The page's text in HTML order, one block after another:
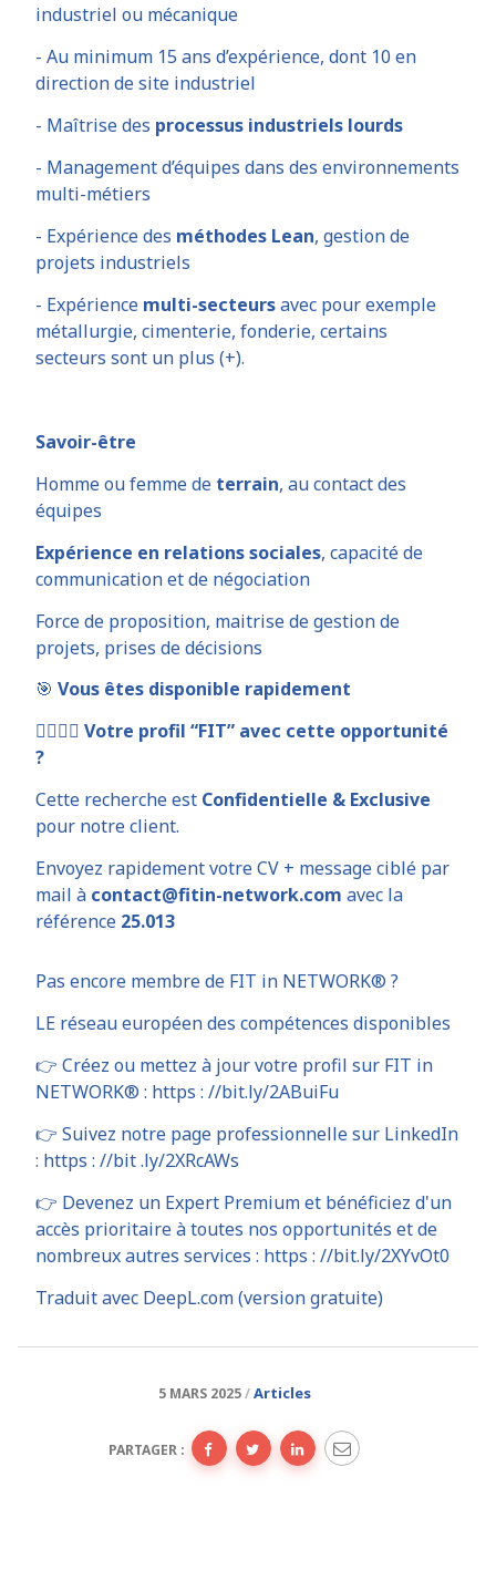
industriel ou mécanique
- Au minimum 15 ans d’expérience, dont 10 en
direction de site industriel
- Maîtrise des processus industriels lourds
- Management d’équipes dans des environnements
multi-métiers
- Expérience des méthodes Lean, gestion de
projets industriels
- Expérience multi-secteursavec pour exemple
métallurgie, cimenterie, fonderie, certains
secteurs sont un plus (+).
Savoir-être
Homme ou femme de terrain, au contact des
équipes
Expérience en relations sociales, capacité de
communication et de négociation
Force de proposition, maitrise de gestion de
projets, prises de décisions
🎯 Vous êtes disponible rapidement
🦸‍♀️🦸‍♂️ Votre profil “FIT” avec cette opportunité
?
Cette recherche est Confidentielle & Exclusive
pour notre client.
Envoyez rapidement votre CV + message ciblé par
mail à contact@fitin-network.com avec la
référence 25.013
Pas encore membre de FIT in NETWORK® ?
LE réseau européen des compétences disponibles
👉 Créez ou mettez à jour votre profil sur FIT in
NETWORK® : https : //bit.ly/2ABuiFu
👉 Suivez notre page professionnelle sur LinkedIn
: https : //bit .ly/2XRcAWs
👉 Devenez un Expert Premium et bénéficiez d'un
accès prioritaire à toutes nos opportunités et de
nombreux autres services : https : //bit.ly/2XYvOt0
Traduit avec DeepL.com (version gratuite)
5 MARS 2025 Articles
PARTAGER :